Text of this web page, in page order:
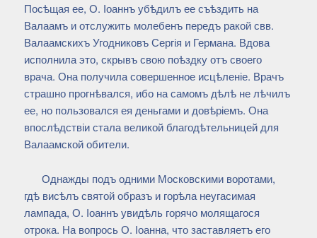
Посѣщая ее, О. Іоаннъ убѣдилъ ее съѣздить на
Валаамъ и отслужить молебенъ передъ ракой свв.
Валаамскихъ Угодниковъ Сергія и Германа. Вдова
исполнила это, скрывъ свою поѣздку отъ своего
врача. Она получила совершенное исцѣленіе. Врачъ
страшно прогнѣвался, ибо на самомъ дѣлѣ не лѣчилъ
ее, но пользовался ея деньгами и довѣріемъ. Она
впослѣдствіи стала великой благодѣтельницей для
Валаамской обители.
Однажды подъ одними Московскими воротами,
гдѣ висѣлъ святой образъ и горѣла неугасимая
лампада, О. Іоаннъ увидѣль горячо молящагося
отрока. На вопрось О. Іоанна, что заставляетъ его